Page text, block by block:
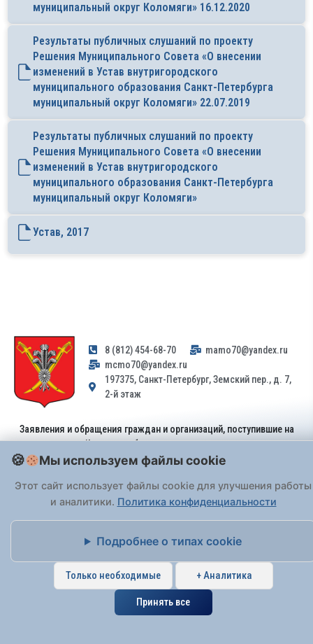
муниципальный округ Коломяги» 16.12.2020
Результаты публичных слушаний по проекту
Решения Муниципального Совета «О внесении
изменений в Устав внутригородского
муниципального образования Санкт-Петербурга
муниципальный округ Коломяги» 22.07.2019
Результаты публичных слушаний по проекту
Решения Муниципального Совета «О внесении
изменений в Устав внутригородского
муниципального образования Санкт-Петербурга
муниципальный округ Коломяги»
Устав, 2017
8 (812) 454-68-70
mamo70@yandex.ru
mcmo70@yandex.ru
197375, Санкт-Петербург, Земский пер., д. 7,
2-й этаж
Заявления и обращения граждан и организаций, поступившие на
адрес email, не могут быть рассмотрены на основании
Федерального закона от 02.05.2006 № 59-ФЗ. Обращения
или лично при предъявлении паспорта.
Мы используем файлы cookie
Этот сайт использует файлы cookie для улучшения работы
и аналитики. Политика конфиденциальности
Подробнее о типах cookie
Только необходимые + Аналитика
Принять все